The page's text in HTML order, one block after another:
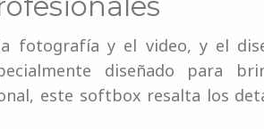
fotografía y el video, y el
diseñado para
este softbox resalta los